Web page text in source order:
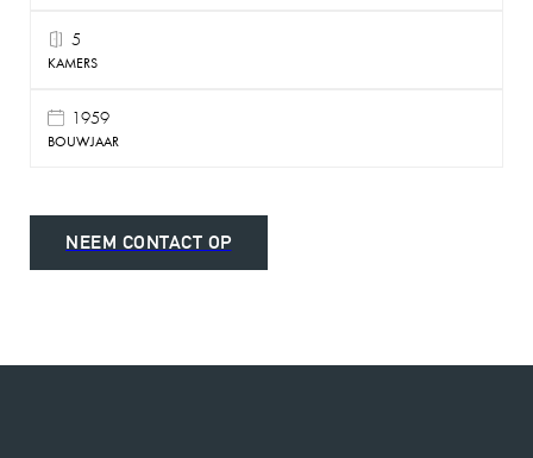
5
KAMERS
1959
BOUWJAAR
NEEM CONTACT OP
9 MEVROUW A. WIJNA
Wij zouden Charles Nagelkerke zeker